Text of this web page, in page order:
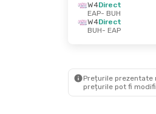
W4Direct
EAP- BUH
W4Direct
BUH- EAP
Prețurile prezentate
prețurile pot fi